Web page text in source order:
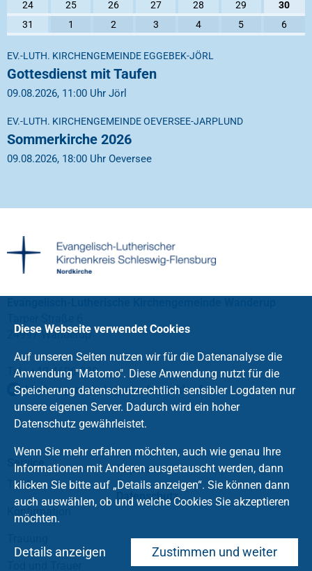
24
25 26 27 28 29
30
31
1 2 3 4 5 6
EV.-LUTH. KIRCHENGEMEINDE EGGEBEK-JÖRL
Gottesdienst mit Taufen
09.08.2026, 11:00 Uhr Jörl
EV.-LUTH. KIRCHENGEMEINDE OEVERSEE-JARPLUND
Sommerkirche 2026
09.08.2026, 18:00 Uhr Oeversee
24997 Wanderup
Tel.: +49 4606 208
kirchengemeinde@wanderup.kk-sf.de
Service
Taufe
Konfirmation
Impressum
Datenschutz
Diese Webseite verwendet Cookies
Auf unseren Seiten nutzen wir für die Datenanalyse die
Anwendung "Matomo". Diese Anwendung nutzt für die
Speicherung datenschutzrechtlich sensibler Logdaten nur
unsere eigenen Server. Dadurch wird ein hoher
Datenschutz gewährleistet.
Wenn Sie mehr erfahren möchten, auch wie genau Ihre
Informationen mit Anderen ausgetauscht werden, dann
klicken Sie bitte auf „Details anzeigen“. Sie können dann
auch auswählen, ob und welche Cookies Sie akzeptieren
möchten.
Zustimmen und weiter
Details anzeigen